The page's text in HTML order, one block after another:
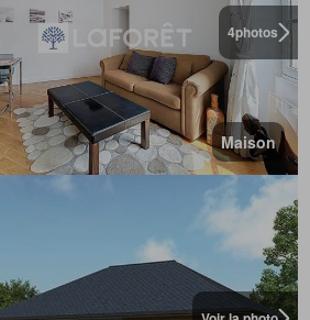
4photos
Maison